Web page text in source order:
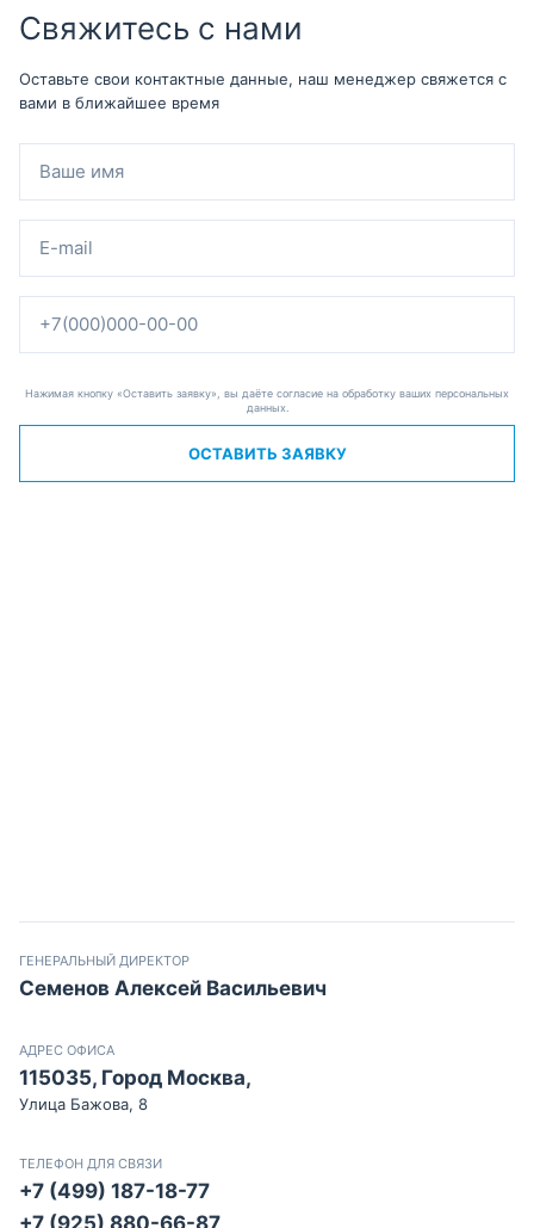
Свяжитесь с нами
Оставьте свои контактные данные, наш менеджер свяжется с
вами в ближайшее время
Нажимая кнопку «Оставить заявку», вы даёте согласие на обработку ваших персональных
данных.
ОСТАВИТЬ ЗАЯВКУ
ГЕНЕРАЛЬНЫЙ ДИРЕКТОР
Семенов Алексей Васильевич
АДРЕС ОФИСА
115035, Город Москва,
Улица Бажова, 8
ТЕЛЕФОН ДЛЯ СВЯЗИ
+7 (499) 187-18-77
+7 (925) 880-66-87